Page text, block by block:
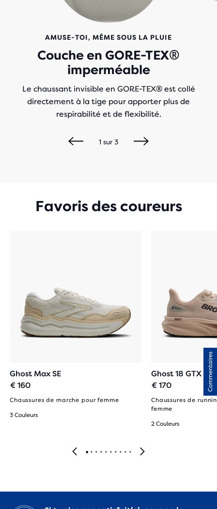
AMUSE-TOI, MÊME SOUS LA PLUIE
Couche en GORE-TEX®
imperméable
Le chaussant invisible en GORE-TEX® est collé
directement à la tige pour apporter plus de
respirabilité et de flexibilité.
1sur 3
Favoris des coureurs
Ghost Max SE
€ 160
Chaussures de marche pour femme
3 Couleurs
Ghost 18 GTX
€ 170
Chaussures de
femme
2 Couleurs
Commentaires